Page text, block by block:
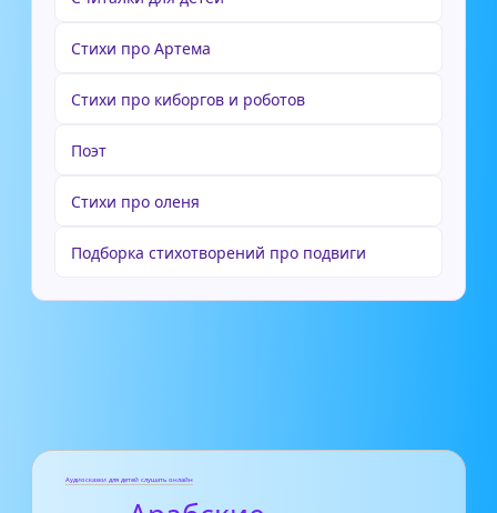
Стихи про Артема
Стихи про киборгов и роботов
Поэт
Стихи про оленя
Подборка стихотворений про подвиги
Аудиосказки для детей слушать онлайн